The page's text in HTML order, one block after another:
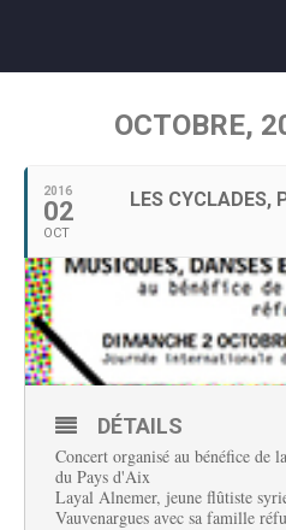
OCTOBRE,
2016
02
OCT
LES CYCLADES,
DÉTAILS
Concert organisé au bénéfice de
du Pays d'Aix
Layal Alnemer, jeune flûtiste
Vauvenargues avec sa famille